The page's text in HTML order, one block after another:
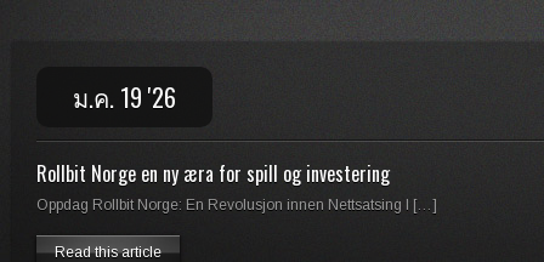
ม.ค. 19 '26
Rollbit Norge en ny æra for spill og investering
Oppdag Rollbit Norge: En Revolusjon innen Nettsatsing I […]
Read this article